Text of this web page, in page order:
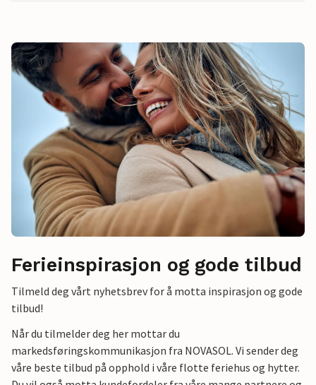
Ferieinspirasjon og gode tilbud
Tilmeld deg vårt nyhetsbrev for å motta inspirasjon og gode
tilbud!
Når du tilmelder deg her mottar du
markedsføringskommunikasjon fra NOVASOL. Vi sender deg
våre beste tilbud på opphold i våre flotte feriehus og hytter.